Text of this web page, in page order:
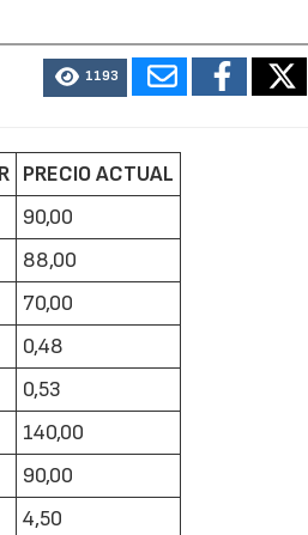
1193
PRECIO ACTUAL
90,00
88,00
70,00
0,48
0,53
140,00
90,00
4,50